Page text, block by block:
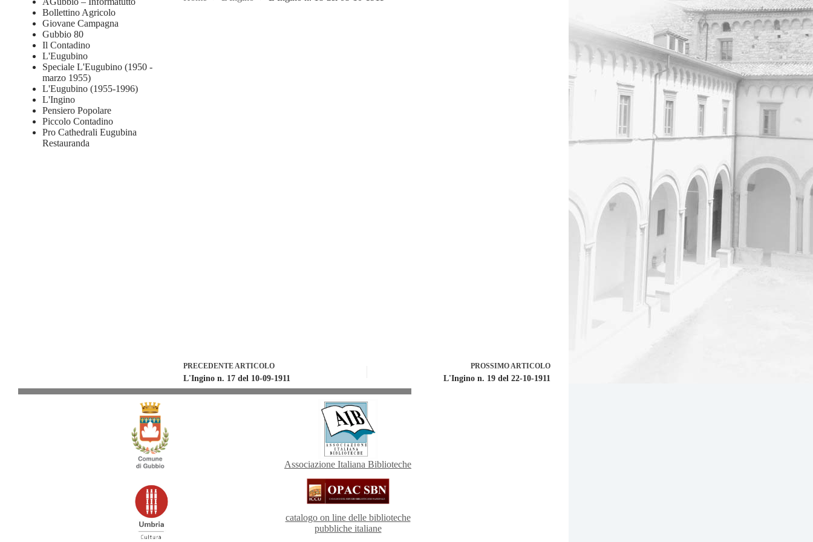
PRECEDENTEARTICOLO
L'Ingino n. 17 del 10-09-1911
PROSSIMOARTICOLO
L'Ingino n. 19 del 22-10-1911
Bollettino Agricolo
Giovane Campagna
Gubbio 80
Il Contadino
L'Eugubino
Speciale L'Eugubino (1950 -
marzo 1955)
L'Eugubino (1955-1996)
L'Ingino
Pensiero Popolare
Piccolo Contadino
Pro Cathedrali Eugubina
Restauranda
Associazione Italiana Biblioteche
catalogo on line delle biblioteche
pubbliche italiane